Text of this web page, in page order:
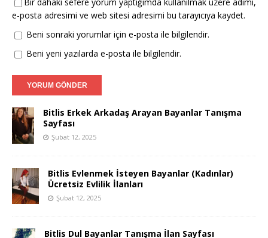
e-posta adresimi ve web sitesi adresimi bu tarayıcıya kaydet.
Beni sonraki yorumlar için e-posta ile bilgilendir.
Beni yeni yazılarda e-posta ile bilgilendir.
Bitlis Erkek Arkadaş Arayan Bayanlar Tanışma
Sayfası
Şubat 12, 2025
Bitlis Evlenmek İsteyen Bayanlar (Kadınlar)
Ücretsiz Evlilik İlanları
Şubat 12, 2025
Bitlis Dul Bayanlar Tanışma İlan Sayfası